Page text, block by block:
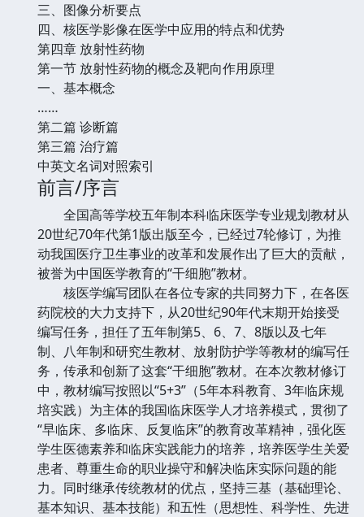
三、图像分析要点
四、核医学影像在医学中应用的特点和优势
第四章 放射性药物
第一节 放射性药物的概念及靶向作用原理
一、基本概念
……
第二篇 诊断篇
第三篇 治疗篇
中英文名词对照索引
前言/序言
全国高等学校五年制本科临床医学专业规划教材从
20世纪70年代第1版出版至今，已经过7轮修订，为推
动我国医疗卫生事业的改革和发展作出了巨大的贡献，
被誉为中国医学教育的“干细胞”教材。
核医学编写团队在各位专家的共同努力下，在各医
药院校的大力支持下，从20世纪90年代末期开始接受
编写任务，担任了五年制第5、6、7、8版以及七年
制、八年制和研究生教材、放射防护学等教材的编写任
务，传承和创新了这套“干细胞”教材。在本次教材修订
中，教材编写按照以“5+3”（5年本科教育、3年临床规
培实践）为主体的我国临床医学人才培养模式，贯彻了
“早临床、多临床、反复临床”的教育改革精神，强化医
学生医德素养和临床实践能力的培养，培养医学生关爱
患者、尊重生命的职业操守和解决临床实际问题的能
力。同时继承传统教材的优点，坚持三基（基础理论、
基本知识、基本技能）和五性（思想性、科学性、先进